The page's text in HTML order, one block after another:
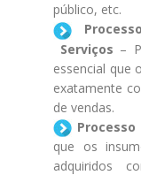
público, etc.
Serviços –
essencial que
exatamente
de vendas.
que os
adquiridos